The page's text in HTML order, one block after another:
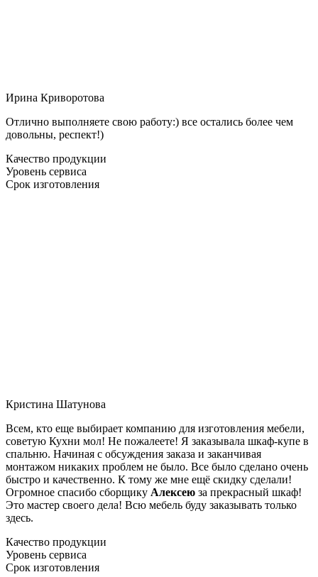
Ирина Криворотова
Отлично выполняете свою работу:) все остались более чем
довольны, респект!)
Качество продукции
Уровень сервиса
Срок изготовления
Кристина Шатунова
Всем, кто еще выбирает компанию для изготовления мебели,
советую Кухни мол! Не пожалеете! Я заказывала шкаф-купе в
спальню. Начиная с обсуждения заказа и заканчивая
монтажом никаких проблем не было. Все было сделано очень
быстро и качественно. К тому же мне ещё скидку сделали!
Огромное спасибо сборщику Алексею за прекрасный шкаф!
Это мастер своего дела! Всю мебель буду заказывать только
здесь.
Качество продукции
Уровень сервиса
Срок изготовления